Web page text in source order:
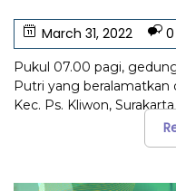
March 31, 2022
Pukul 07.00 pagi,
Putri yang beralamatkan
Kec. Ps. Kliwon,